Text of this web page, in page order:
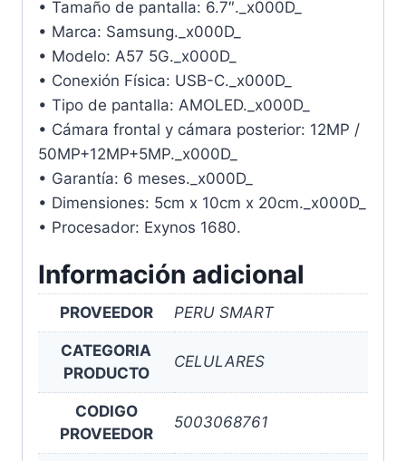
• Tamaño de pantalla: 6.7″._x000D_
• Marca: Samsung._x000D_
• Modelo: A57 5G._x000D_
• Conexión Física: USB-C._x000D_
• Tipo de pantalla: AMOLED._x000D_
• Cámara frontal y cámara posterior: 12MP /
50MP+12MP+5MP._x000D_
• Garantía: 6 meses._x000D_
• Dimensiones: 5cm x 10cm x 20cm._x000D_
• Procesador: Exynos 1680.
Información adicional
PROVEEDOR PERU SMART
CATEGORIA
PRODUCTO
CELULARES
CODIGO
PROVEEDOR
5003068761